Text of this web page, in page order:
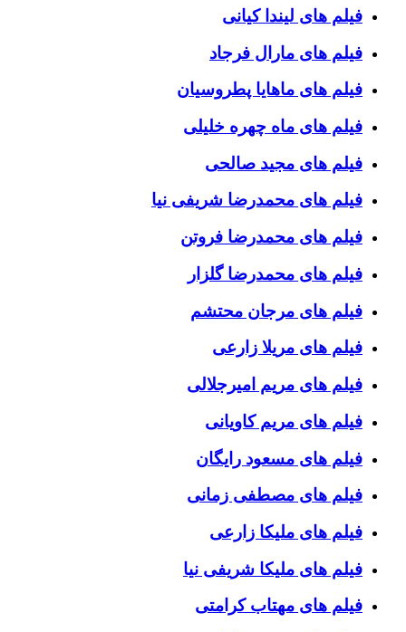
فیلم های لیندا کیانی
فیلم های مارال فرجاد
فیلم های ماهایا پطروسیان
فیلم های ماه چهره خلیلی
فیلم های مجید صالحی
فیلم های محمدرضا شریفی نیا
فیلم های محمدرضا فروتن
فیلم های محمدرضا گلزار
فیلم های مرجان محتشم
فیلم های مریلا زارعی
فیلم های مریم امیرجلالی
فیلم های مریم کاویانی
فیلم های مسعود رایگان
فیلم های مصطفی زمانی
فیلم های ملیکا زارعی
فیلم های ملیکا شریفی نیا
فیلم های مهتاب کرامتی